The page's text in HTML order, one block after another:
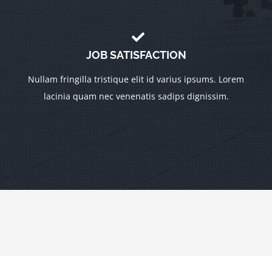
JOB SATISFACTION
Nullam fringilla tristique elit id varius ipsums. Lorem
lacinia quam nec venenatis sadips dignissim.